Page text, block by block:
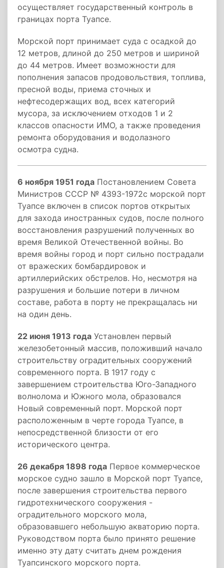
осуществляет государственный контроль в
границах порта Туапсе.
Морской порт принимает суда с осадкой до
12 метров, длиной до 250 метров и шириной
до 44 метров. Имеет возможности для
пополнения запасов продовольствия, топлива,
пресной воды, приема сточных и
нефтесодержащих вод, всех категорий
мусора, за исключением отходов 1 и 2
классов опасности ИМО, а также проведения
ремонта оборудования и водолазного
осмотра судна.
6 ноября 1951 года Постановлением Совета
Министров СССР № 4393-1972с морской порт
Туапсе включен в список портов открытых
для захода иностранных судов, после полного
восстановления разрушений полученных во
время Великой Отечественной войны. Во
время войны город и порт сильно пострадали
от вражеских бомбардировок и
артиллерийских обстрелов. Но, несмотря на
разрушения и большие потери в личном
составе, работа в порту не прекращалась ни
на один день.
22 июня 1913 года Установлен первый
железобетонный массив, положивший начало
строительству оградительных сооружений
современного порта. В 1917 году с
завершением строительства Юго-Западного
волнолома и Южного мола, образовался
Новый современный порт. Морской порт
расположенным в черте города Туапсе, в
непосредственной близости от его
исторического центра.
26 декабря 1898 года Первое коммерческое
морское судно зашло в Морской порт Туапсе,
после завершения строительства первого
гидротехнического сооружения -
оградительного морского мола,
образовавшего небольшую акваторию порта.
Руководством порта было принято решение
именно эту дату считать днем рождения
Туапсинского морского порта.